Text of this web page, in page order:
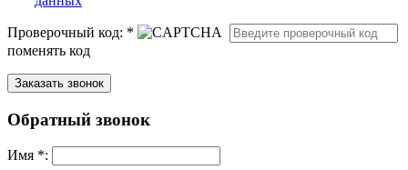
Проверочный код: *
поменять код
Обратный звонок
Имя *: